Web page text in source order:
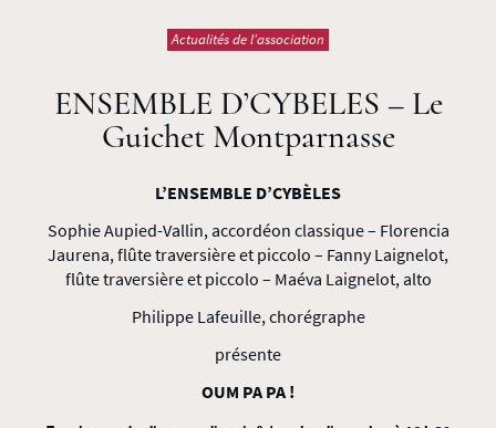
Actualités de l'association
ENSEMBLE D’CYBELES – Le
Guichet Montparnasse
L’ENSEMBLE D’CYBÈLES
Sophie Aupied-Vallin, accordéon classique – Florencia
Jaurena, flûte traversière et piccolo – Fanny Laignelot,
flûte traversière et piccolo – Maéva Laignelot, alto
Philippe Lafeuille, chorégraphe
présente
OUM PA PA !